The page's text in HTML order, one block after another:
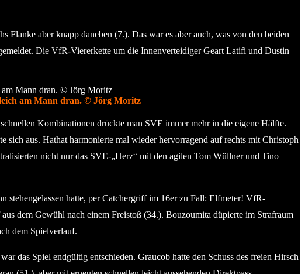
Flanke aber knapp daneben (7.). Das war es aber auch, was von den beiden
Die VfR-Viererkette um die Innenverteidiger Geart Latifi und Dustin
am Mann dran. © Jörg Moritz
Kombinationen drückte man SVE immer mehr in die eigene Hälfte.
aus. Hathat harmonierte mal wieder hervorragend auf rechts mit Christoph
nicht nur das SVE-„Herz“ mit den agilen Tom Wüllner und Tino
stehengelassen hatte, per Catchergriff im 16er zu Fall: Elfmeter! VfR-
dem Gewühl nach einem Freistoß (34.). Bouzoumita düpierte im Strafraum
dem Spielverlauf.
das Spiel endgültig entschieden. Graucob hatte den Schuss des freien Hirsch